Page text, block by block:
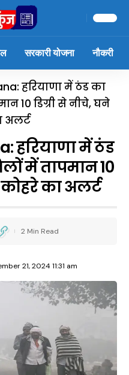
सरकारी योजना नौकरी
हरियाणा में ठंड का
10 डिग्री से नीचे, घने
अलर्ट
हरियाणा में ठंड
में तापमान 10
का अलर्ट
21, 2024 11:31 am
2 Min Read